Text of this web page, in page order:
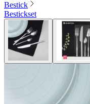
Bestick
Bestickset